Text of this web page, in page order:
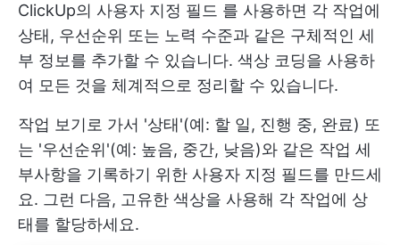
ClickUp의 사용자 지정 필드 를 사용하면 각 작업에
상태, 우선순위 또는 노력 수준과 같은 구체적인 세
부 정보를 추가할 수 있습니다. 색상 코딩을 사용하
여 모든 것을 체계적으로 정리할 수 있습니다.
작업 보기로 가서 '상태'(예: 할 일, 진행 중, 완료) 또
는 '우선순위'(예: 높음, 중간, 낮음)와 같은 작업 세
부사항을 기록하기 위한 사용자 지정 필드를 만드세
요. 그런 다음, 고유한 색상을 사용해 각 작업에 상
태를 할당하세요.